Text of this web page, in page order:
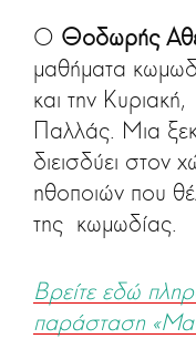
Ο Θοδωρής
μαθήματα
και την
Παλλάς. Μια
διεισδύει στον
ηθοποιών που
της κωμωδίας.
Βρείτε εδώ
παράσταση